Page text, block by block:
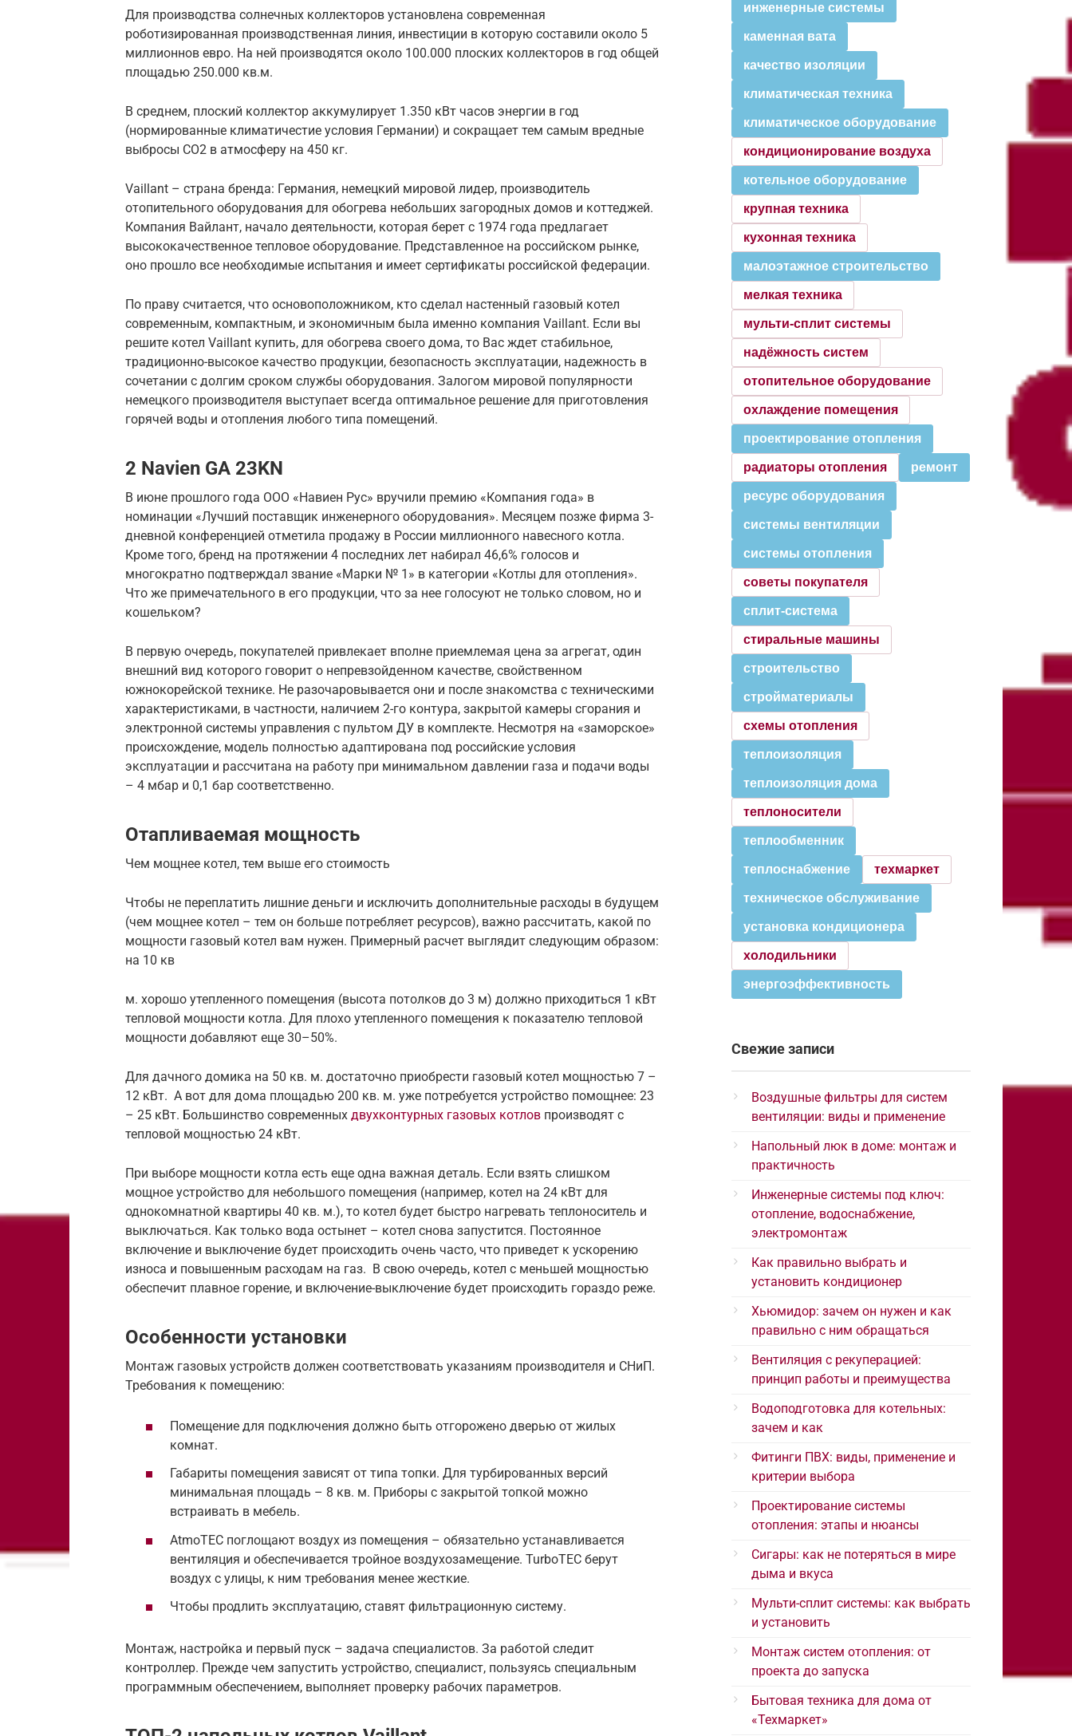
Для производства солнечных коллекторов установлена современная
роботизированная производственная линия, инвестиции в которую составили около 5
миллионнов евро. На ней производятся около 100.000 плоских коллекторов в год общей
площадью 250.000 кв.м.
В среднем, плоский коллектор аккумулирует 1.350 кВт часов энергии в год
(нормированные климатичестие условия Германии) и сокращает тем самым вредные
выбросы CO2 в атмосферу на 450 кг.
Vaillant – страна бренда: Германия, немецкий мировой лидер, производитель
отопительного оборудования для обогрева небольших загородных домов и коттеджей.
Компания Вайлант, начало деятельности, которая берет с 1974 года предлагает
высококачественное тепловое оборудование. Представленное на российском рынке,
оно прошло все необходимые испытания и имеет сертификаты российской федерации.
По праву считается, что основоположником, кто сделал настенный газовый котел
современным, компактным, и экономичным была именно компания Vaillant. Если вы
решите котел Vaillant купить, для обогрева своего дома, то Вас ждет стабильное,
традиционно-высокое качество продукции, безопасность эксплуатации, надежность в
сочетании с долгим сроком службы оборудования. Залогом мировой популярности
немецкого производителя выступает всегда оптимальное решение для приготовления
горячей воды и отопления любого типа помещений.
2 Navien GA 23KN
В июне прошлого года ООО «Навиен Рус» вручили премию «Компания года» в
номинации «Лучший поставщик инженерного оборудования». Месяцем позже фирма 3-
дневной конференцией отметила продажу в России миллионного навесного котла.
Кроме того, бренд на протяжении 4 последних лет набирал 46,6% голосов и
многократно подтверждал звание «Марки № 1» в категории «Котлы для отопления».
Что же примечательного в его продукции, что за нее голосуют не только словом, но и
кошельком?
В первую очередь, покупателей привлекает вполне приемлемая цена за агрегат, один
внешний вид которого говорит о непревзойденном качестве, свойственном
южнокорейской технике. Не разочаровывается они и после знакомства с техническими
характеристиками, в частности, наличием 2-го контура, закрытой камеры сгорания и
электронной системы управления с пультом ДУ в комплекте. Несмотря на «заморское»
происхождение, модель полностью адаптирована под российские условия
эксплуатации и рассчитана на работу при минимальном давлении газа и подачи воды
– 4 мбар и 0,1 бар соответственно.
Отапливаемая мощность
Чем мощнее котел, тем выше его стоимость
Чтобы не переплатить лишние деньги и исключить дополнительные расходы в будущем
(чем мощнее котел – тем он больше потребляет ресурсов), важно рассчитать, какой по
мощности газовый котел вам нужен. Примерный расчет выглядит следующим образом:
на 10 кв
м. хорошо утепленного помещения (высота потолков до 3 м) должно приходиться 1 кВт
тепловой мощности котла. Для плохо утепленного помещения к показателю тепловой
мощности добавляют еще 30–50%.
Для дачного домика на 50 кв. м. достаточно приобрести газовый котел мощностью 7 –
12 кВт. А вот для дома площадью 200 кв. м. уже потребуется устройство помощнее: 23
– 25 кВт. Большинство современных двухконтурных газовых котлов производят с
тепловой мощностью 24 кВт.
При выборе мощности котла есть еще одна важная деталь. Если взять слишком
мощное устройство для небольшого помещения (например, котел на 24 кВт для
однокомнатной квартиры 40 кв. м.), то котел будет быстро нагревать теплоноситель и
выключаться. Как только вода остынет – котел снова запустится. Постоянное
включение и выключение будет происходить очень часто, что приведет к ускорению
износа и повышенным расходам на газ. В свою очередь, котел с меньшей мощностью
обеспечит плавное горение, и включение-выключение будет происходить гораздо реже.
Особенности установки
Монтаж газовых устройств должен соответствовать указаниям производителя и СНиП.
Требования к помещению:
Помещение для подключения должно быть отгорожено дверью от жилых
комнат.
Габариты помещения зависят от типа топки. Для турбированных версий
минимальная площадь – 8 кв. м. Приборы с закрытой топкой можно
встраивать в мебель.
AtmoTEC поглощают воздух из помещения – обязательно устанавливается
вентиляция и обеспечивается тройное воздухозамещение. TurboTEC берут
воздух с улицы, к ним требования менее жесткие.
Чтобы продлить эксплуатацию, ставят фильтрационную систему.
Монтаж, настройка и первый пуск – задача специалистов. За работой следит
контроллер. Прежде чем запустить устройство, специалист, пользуясь специальным
программным обеспечением, выполняет проверку рабочих параметров.
инженерные системы
каменная вата
качество изоляции
климатическая техника
климатическое оборудование
кондиционирование воздуха
котельное оборудование
крупная техника
кухонная техника
малоэтажное строительство
мелкая техника
мульти-сплит системы
надёжность систем
отопительное оборудование
охлаждение помещения
проектирование отопления
радиаторы отопления ремонт
ресурс оборудования
системы вентиляции
системы отопления
советы покупателя
сплит-система
стиральные машины
строительство
стройматериалы
схемы отопления
теплоизоляция
теплоизоляция дома
теплоносители
теплообменник
теплоснабжение техмаркет
техническое обслуживание
установка кондиционера
холодильники
энергоэффективность
Свежие записи
Воздушные фильтры для систем
вентиляции: виды и применение
Напольный люк в доме: монтаж и
практичность
Инженерные системы под ключ:
отопление, водоснабжение,
электромонтаж
Как правильно выбрать и
установить кондиционер
Хьюмидор: зачем он нужен и как
правильно с ним обращаться
Вентиляция с рекуперацией:
принцип работы и преимущества
Водоподготовка для котельных:
зачем и как
Фитинги ПВХ: виды, применение и
критерии выбора
Проектирование системы
отопления: этапы и нюансы
Сигары: как не потеряться в мире
дыма и вкуса
Мульти-сплит системы: как выбрать
и установить
Монтаж систем отопления: от
проекта до запуска
Бытовая техника для дома от
«Техмаркет»